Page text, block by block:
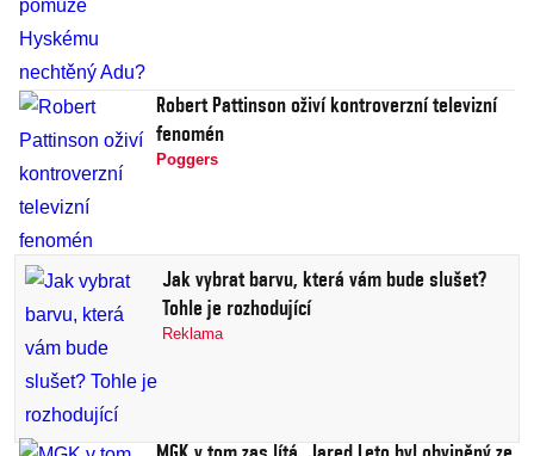
Robert Pattinson oživí kontroverzní televizní
fenomén
Poggers
Jak vybrat barvu, která vám bude slušet?
Tohle je rozhodující
Reklama